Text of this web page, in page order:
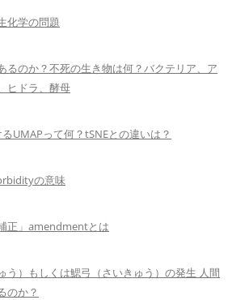
化学の問題
るのか？不死の生き物は何？バクテリア、ア
ヒドラ、酵母
UMAPって何？tSNEとの違いは？
の意味
正」amendmentとは
う）もしくは鰓弓（さいきゅう）の発生 人間
のか？